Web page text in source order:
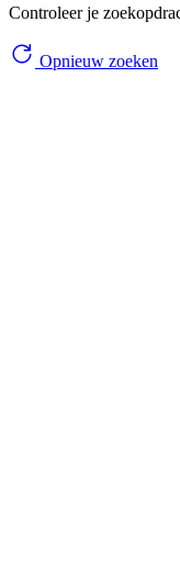
Controleer je
Opnieuw zoeken